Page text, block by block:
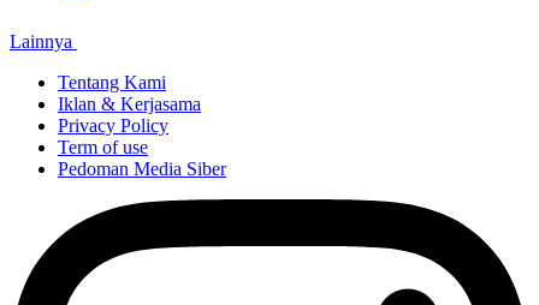
Lainnya
Tentang Kami
Iklan & Kerjasama
Privacy Policy
Term of use
Pedoman Media Siber